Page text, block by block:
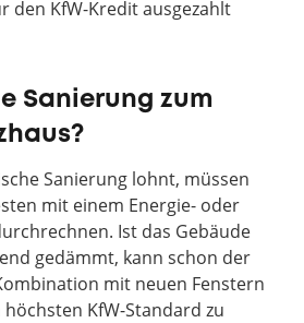
den KfW-Kredit ausgezahlt
Sanierung zum
Sanierung lohnt, müssen
mit einem Energie- oder
Ist das Gebäude
gedämmt, kann schon der
mit neuen Fenstern
KfW-Standard zu